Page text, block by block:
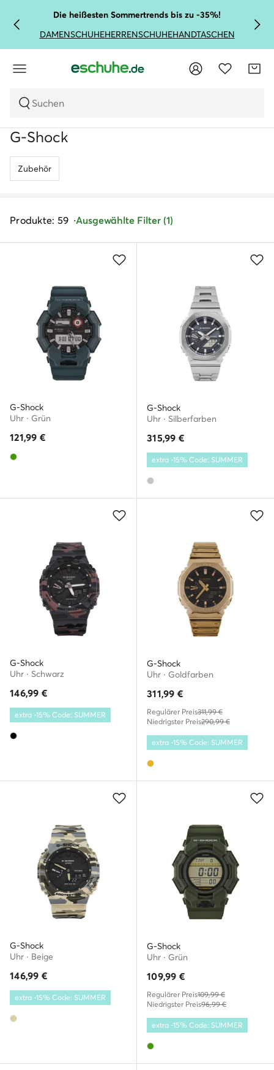
Die heißesten Sommertrends bis zu -35%!
DAMENSCHUHEHERRENSCHUHEHANDTASCHEN
Suchen
G-Shock
Zubehör
Produkte: 59 Ausgewählte Filter (1)
G-Shock
Uhr · Grün
121,99 €
G-Shock
Uhr · Silberfarben
315,99 €
extra -15% Code: SUMMER
G-Shock
Uhr · Schwarz
146,99 €
extra -15% Code: SUMMER
G-Shock
Uhr · Goldfarben
311,99 €
Regulärer Preis311,99 €
Niedrigster Preis290,99 €
extra -15% Code: SUMMER
G-Shock
Uhr · Beige
146,99 €
extra -15% Code: SUMMER
G-Shock
Uhr · Grün
109,99 €
Regulärer Preis109,99 €
Niedrigster Preis96,99 €
extra -15% Code: SUMMER